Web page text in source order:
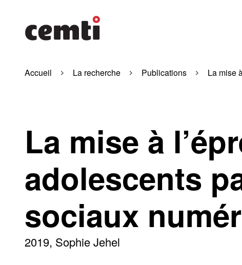
Accueil La recherche Publications La mise
La mise à
adolescents
sociaux
2019 Sophie Jehel